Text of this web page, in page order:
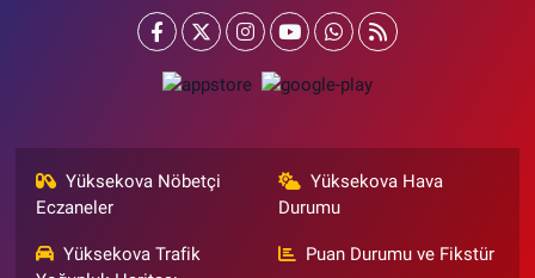
Yüksekova Nöbetçi
Eczaneler
Yüksekova Hava
Durumu
Yüksekova Trafik
Puan Durumu ve Fikstür